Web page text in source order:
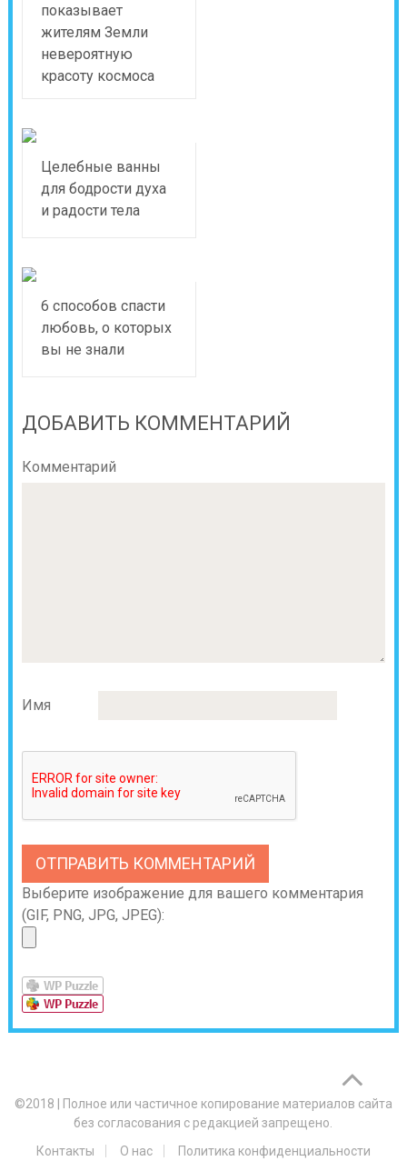
показывает
жителям Земли
невероятную
красоту космоса
Целебные ванны
для бодрости духа
и радости тела
6 способов спасти
любовь, о которых
вы не знали
ДОБАВИТЬ КОММЕНТАРИЙ
Комментарий
Имя
Выберите изображение для вашего комментария
(GIF, PNG, JPG, JPEG):
©2018
Полное или частичное копирование материалов сайта
без согласования с редакцией запрещено.
Контакты
О нас Политика конфиденциальности